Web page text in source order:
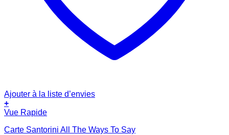
Ajouter à la liste d’envies
+
Vue Rapide
Carte Santorini All The Ways To Say